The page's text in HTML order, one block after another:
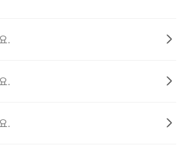
.
.
.